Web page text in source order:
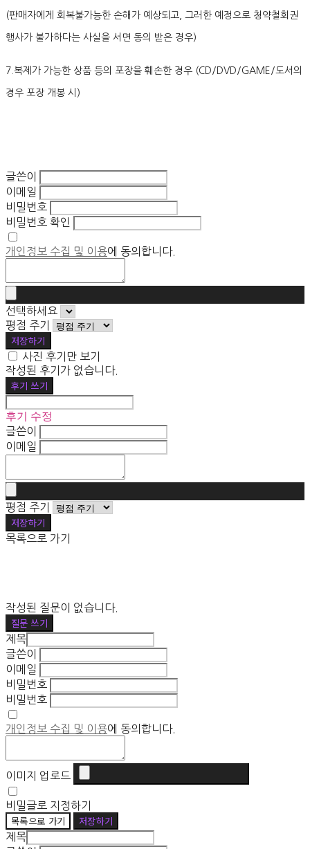
(판매자에게 회복불가능한 손해가 예상되고, 그러한 예정으로 청약철회권
행사가 불가하다는 사실을 서면 동의 받은 경우)
7.복제가 가능한 상품 등의 포장을 훼손한 경우 (CD/DVD/GAME/도서의
경우 포장 개봉 시)
글쓴이
이메일
비밀번호
비밀번호 확인
개인정보 수집 및 이용에 동의합니다.
선택하세요
평점 주기
저장하기
사진 후기만 보기
작성된 후기가 없습니다.
후기 쓰기
후기 수정
글쓴이
이메일
평점 주기
저장하기
목록으로 가기
작성된 질문이 없습니다.
질문 쓰기
제목
글쓴이
이메일
비밀번호
비밀번호
개인정보 수집 및 이용에 동의합니다.
이미지 업로드
비밀글로 지정하기
목록으로 가기 저장하기
제목